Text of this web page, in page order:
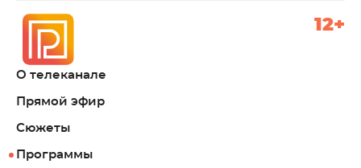
О телеканале
Прямой эфир
Сюжеты
Программы
12+